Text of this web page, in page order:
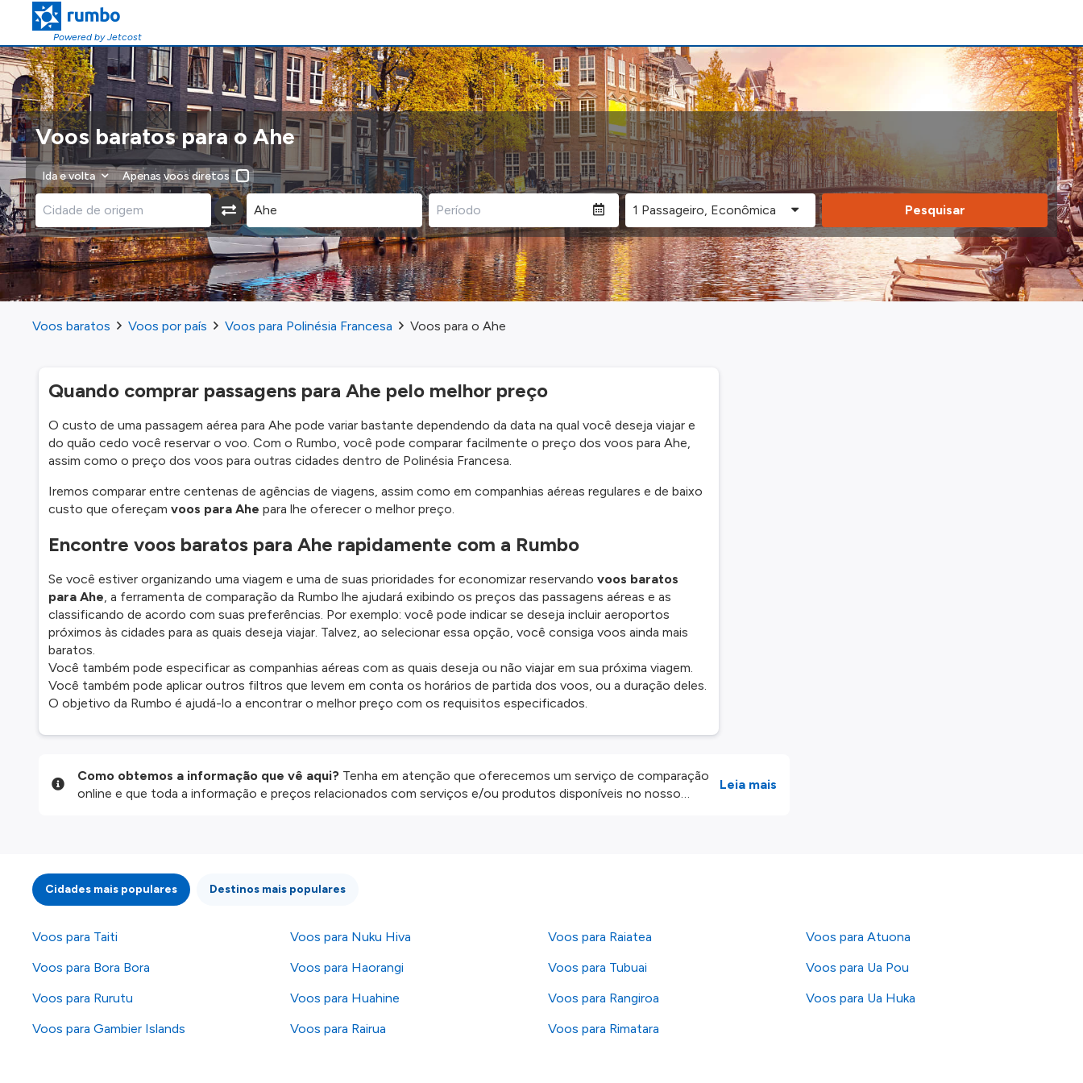
Powered by Jetcost
Voos baratos para o Ahe
Ida e volta Apenas voos diretos
Pesquisar
Voos baratos Voos por país Voos para Polinésia Francesa Voos para o Ahe
Quando comprar passagens para Ahe pelo melhor preço
O custo de uma passagem aérea para Ahe pode variar bastante dependendo da data na qual você deseja viajar e
do quão cedo você reservar o voo. Com o Rumbo, você pode comparar facilmente o preço dos voos para Ahe,
assim como o preço dos voos para outras cidades dentro de Polinésia Francesa.
Iremos comparar entre centenas de agências de viagens, assim como em companhias aéreas regulares e de baixo
custo que ofereçam voos para Ahe para lhe oferecer o melhor preço.
Encontre voos baratos para Ahe rapidamente com a Rumbo
Se você estiver organizando uma viagem e uma de suas prioridades for economizar reservando voos baratos
para Ahe, a ferramenta de comparação da Rumbo lhe ajudará exibindo os preços das passagens aéreas e as
classificando de acordo com suas preferências. Por exemplo: você pode indicar se deseja incluir aeroportos
próximos às cidades para as quais deseja viajar. Talvez, ao selecionar essa opção, você consiga voos ainda mais
baratos.
Você também pode especificar as companhias aéreas com as quais deseja ou não viajar em sua próxima viagem.
Você também pode aplicar outros filtros que levem em conta os horários de partida dos voos, ou a duração deles.
O objetivo da Rumbo é ajudá-lo a encontrar o melhor preço com os requisitos especificados.
Como obtemos a informação que vê aqui? Tenha em atenção que oferecemos um serviço de comparação
online e que toda a informação e preços relacionados com serviços e/ou produtos disponíveis no nosso
Leia mais
Cidades mais populares Destinos mais populares
Voos para Taiti Voos para Nuku Hiva Voos para Raiatea
Voos para Atuona
Voos para Bora Bora
Voos para Haorangi Voos para Tubuai
Voos para Ua Pou
Voos para Rurutu
Voos para Huahine Voos para Rangiroa
Voos para Ua Huka
Voos para Gambier Islands
Voos para Rairua Voos para Rimatara